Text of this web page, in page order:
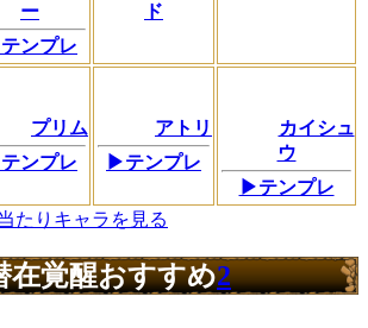
ー
ンプレ
ド
プリム
ンプレ
アトリ
▶テンプレ
カイシュ
ウ
▶テンプレ
たりキャラを見る
在覚醒おすすめ2